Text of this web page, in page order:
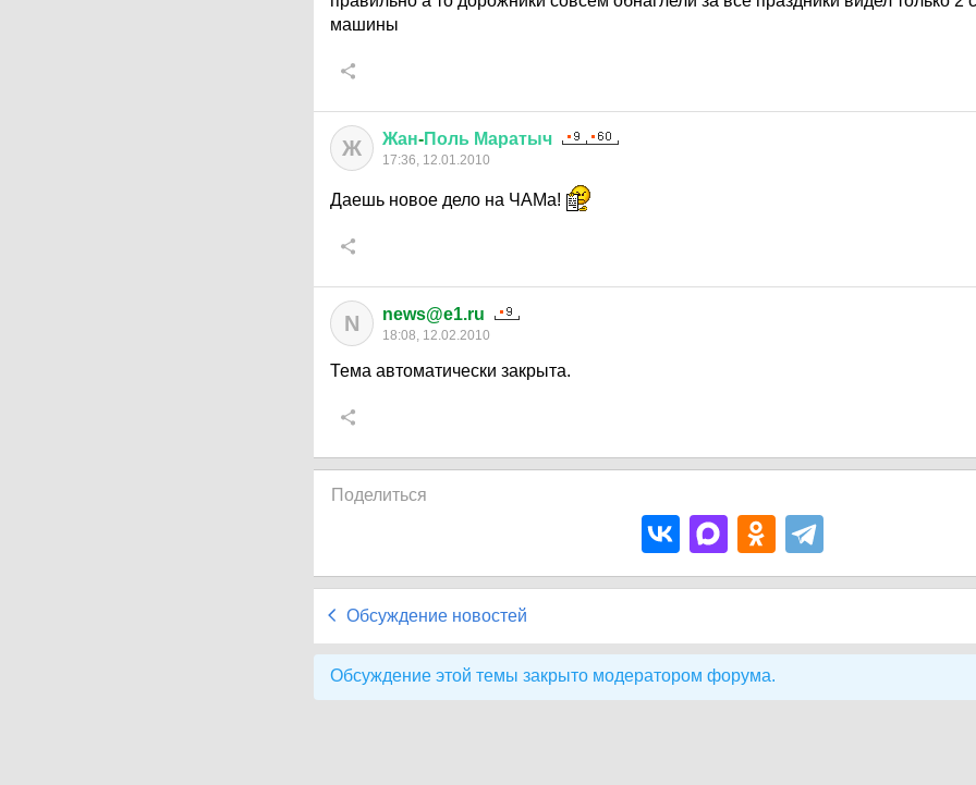
машины
Ж Жан-Поль Маратыч
17:36, 12.01.2010
Даешь новое дело на ЧАМа!
N news@e1.ru
18:08, 12.02.2010
Тема автоматически закрыта.
Поделиться
Обсуждение новостей
Обсуждение этой темы закрыто модератором форума.